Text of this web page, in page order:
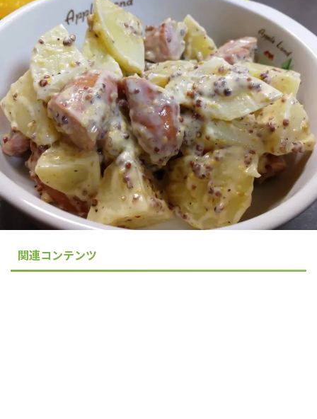
関連コンテンツ